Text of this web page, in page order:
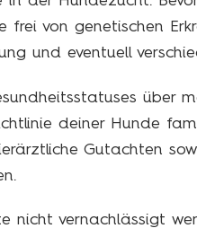
von genetischen
und eventuell
über
deiner Hunde
Gutachten
nicht vernachlässigt